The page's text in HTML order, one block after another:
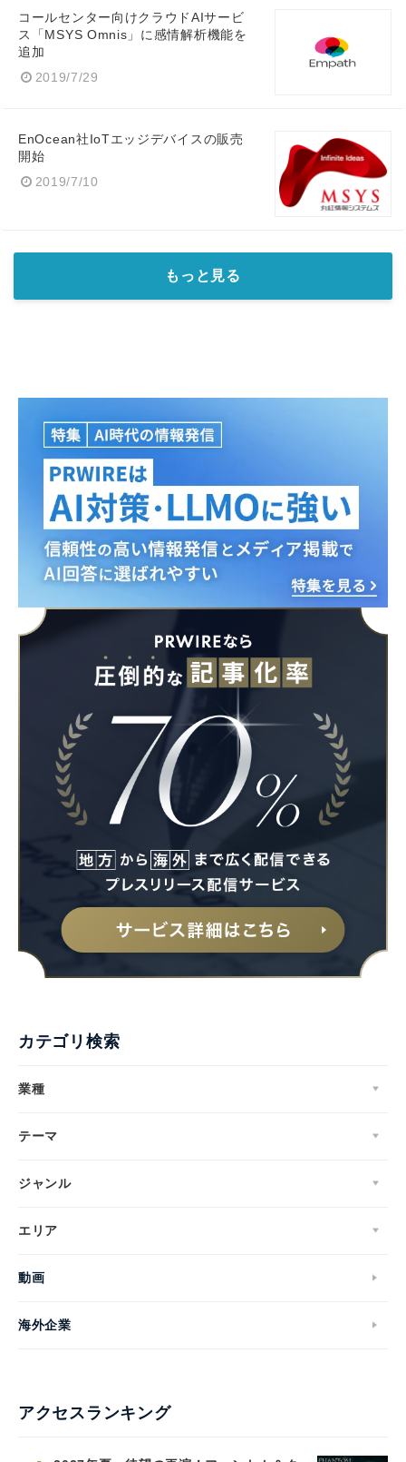
コールセンター向けクラウドAIサービ
ス「MSYS Omnis」に感情解析機能を
追加
2019/7/29
EnOcean社IoTエッジデバイスの販売
開始
2019/7/10
もっと見る
カテゴリ検索
業種
テーマ
ジャンル
エリア
動画
海外企業
アクセスランキング